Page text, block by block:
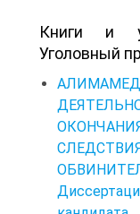
Книги и
Уголовный